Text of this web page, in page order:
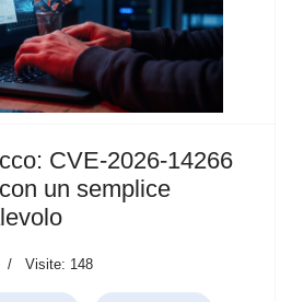
CVE‑2026‑14266
un semplice
Visite: 148